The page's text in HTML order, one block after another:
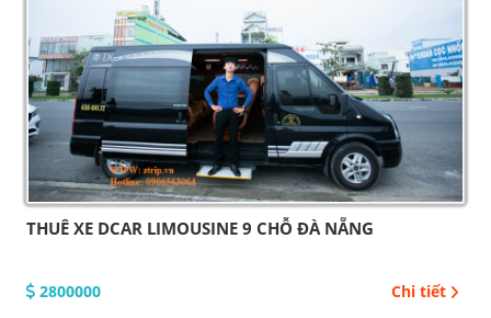
THUÊ XE DCAR LIMOUSINE 9 CHỖ ĐÀ NẴNG
2800000 Chi tiết